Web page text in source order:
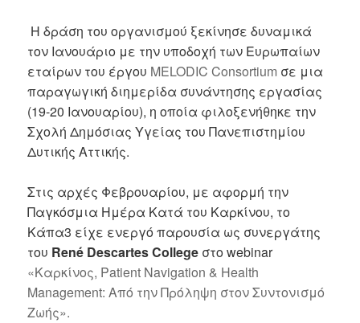
Η δράση του οργανισμού ξεκίνησε δυναμικά
τον Ιανουάριο με την υποδοχή των Ευρωπαίων
εταίρων του έργου MELODIC Consortium σε μια
παραγωγική διημερίδα συνάντησης εργασίας
(19-20 Ιανουαρίου), η οποία φιλοξενήθηκε την
Σχολή Δημόσιας Υγείας του Πανεπιστημίου
Δυτικής Αττικής.
Στις αρχές Φεβρουαρίου, με αφορμή την
Παγκόσμια Ημέρα Κατά του Καρκίνου, το
Κάπα3 είχε ενεργό παρουσία ως συνεργάτης
του René Descartes College στο webinar
«Καρκίνος, Patient Navigation & Health
Management: Από την Πρόληψη στον Συντονισμό
Ζωής».